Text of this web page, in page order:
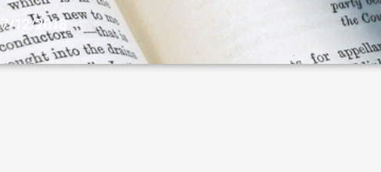
12/2018